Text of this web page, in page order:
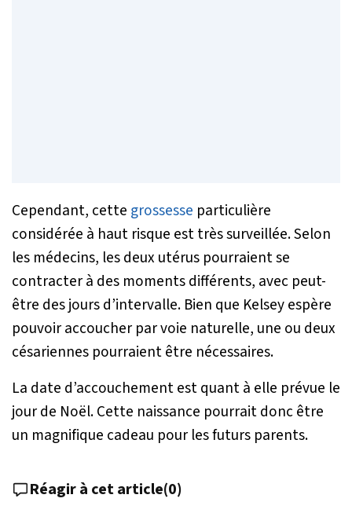
Cependant, cette grossesse particulière
considérée à haut risque est très surveillée. Selon
les médecins, les deux utérus pourraient se
contracter à des moments différents, avec peut-
être des jours d’intervalle. Bien que Kelsey espère
pouvoir accoucher par voie naturelle, une ou deux
césariennes pourraient être nécessaires.
La date d’accouchement est quant à elle prévue le
jour de Noël. Cette naissance pourrait donc être
un magnifique cadeau pour les futurs parents.
Réagir à cet article(0)